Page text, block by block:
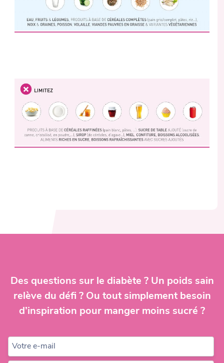
Des questions sur le diabète ? Un poids sain
relève du défi ? Ou tout simplement besoin
d’inspiration pour manger moins sucré ?
Votre e-mail